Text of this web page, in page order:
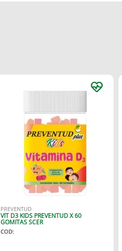
PREVENTUD
VIT D3 KIDS PREVENTUD X 60
GOMITAS SCER
COD: